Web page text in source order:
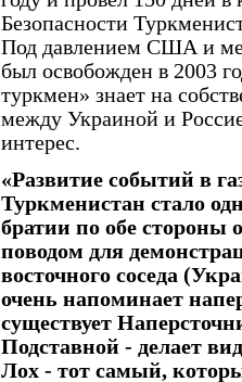
Безопасности
Под давлением США и
был освобожден в 2003
туркмен» знает на
между Украиной и
интерес.
«Развитие событий в
Туркменистан стало
братии по обе стороны
поводом для
восточного соседа
очень напоминает
существует
Подставной - делает
Лох - тот самый,